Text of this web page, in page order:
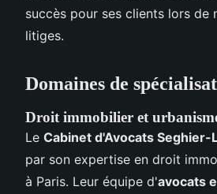
succès pour ses clients lors de
litiges.
Domaines de
Droit immobilier et
Le Cabinet d'Avocats Seghier-
par son expertise en droit
à Paris. Leur équipe d'avocats